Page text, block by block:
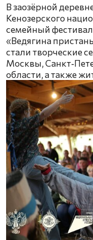
В заозёрной
Кенозерского
семейный
«Ведягина
стали творческие
Москвы,
области, а также